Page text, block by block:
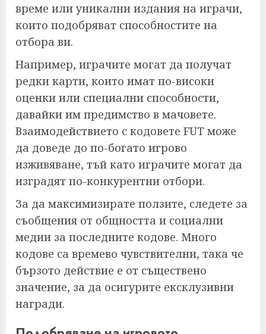
време или уникални издания на играчи,
които подобряват способностите на
отбора ви.
Например, играчите могат да получат
редки карти, които имат по-високи
оценки или специални способности,
давайки им предимство в мачовете.
Взаимодействието с кодовете FUT може
да доведе до по-богато игрово
изживяване, тъй като играчите могат да
изградят по-конкурентни отбори.
За да максимизирате ползите, следете за
съобщения от общността и социални
медии за последните кодове. Много
кодове са времево чувствителни, така че
бързото действие е от съществено
значение, за да осигурите ексклузивни
награди.